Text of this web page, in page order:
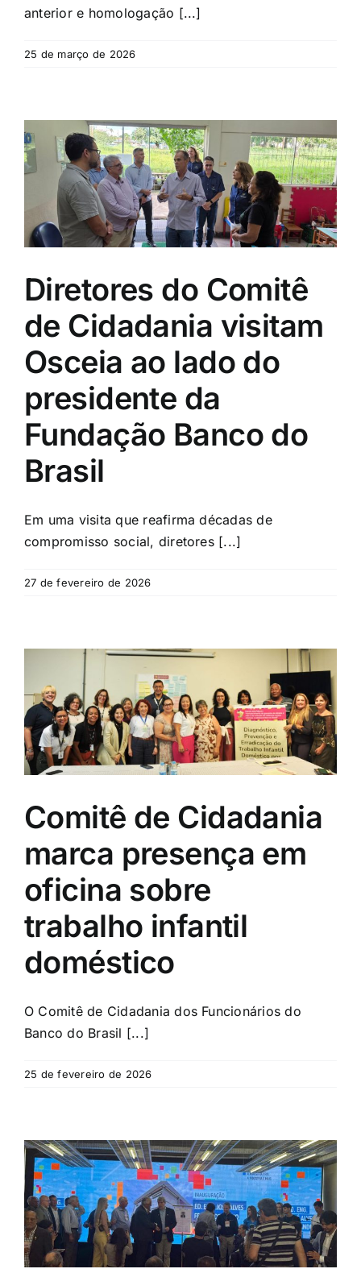
anterior e homologação [...]
25 de março de 2026
Diretores do Comitê
de Cidadania visitam
Osceia ao lado do
presidente da
Fundação Banco do
Brasil
Em uma visita que reafirma décadas de
compromisso social, diretores [...]
27 de fevereiro de 2026
Comitê de Cidadania
marca presença em
oficina sobre
trabalho infantil
doméstico
O Comitê de Cidadania dos Funcionários do
Banco do Brasil [...]
25 de fevereiro de 2026